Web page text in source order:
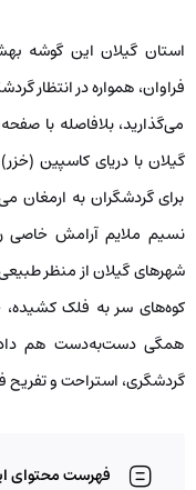
استان گیلان این گوشه
فراوان، همواره در انتظار
می‌گذارید، بلافاصله با
گیلان با دریای کاسپین
برای گردشگران به ارمغان
نسیم ملایم آرامش خاصی
شهرهای گیلان از منظر
کوه‌های سر به فلک کشیده،
همگی دست‌به‌دست هم
گردشگری، استراحت و تفریح
فهرست محتوای